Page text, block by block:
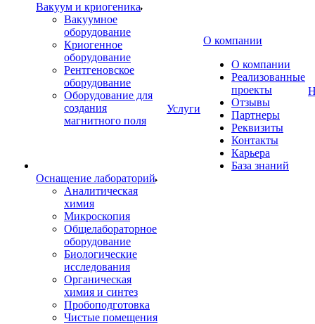
Вакуум и криогеника
Вакуумное
оборудование
Криогенное
оборудование
Рентгеновское
оборудование
Оборудование для
создания
магнитного поля
Оснащение лабораторий
Аналитическая
химия
Микроскопия
Общелабораторное
оборудование
Биологические
исследования
Органическая
химия и синтез
Пробоподготовка
Чистые помещения
Услуги
О компании
О компании
Реализованные
проекты
Отзывы
Партнеры
Реквизиты
Контакты
Карьера
База знаний